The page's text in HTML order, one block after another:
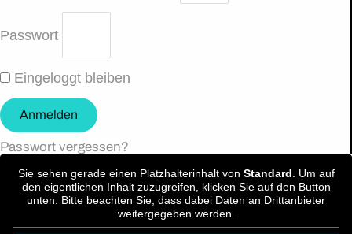
Passwort
Eingeloggt bleiben
Anmelden
Passwort vergessen?
Sie sehen gerade einen Platzhalterinhalt von Standard. Um auf
den eigentlichen Inhalt zuzugreifen, klicken Sie auf den Button
unten. Bitte beachten Sie, dass dabei Daten an Drittanbieter
weitergegeben werden.